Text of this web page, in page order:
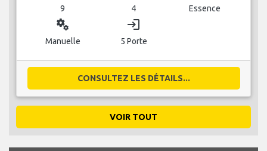
9 4 Essence
miscellaneous_services
Manuelle
login
5 Porte
CONSULTEZ LES DÉTAILS...
VOIR TOUT